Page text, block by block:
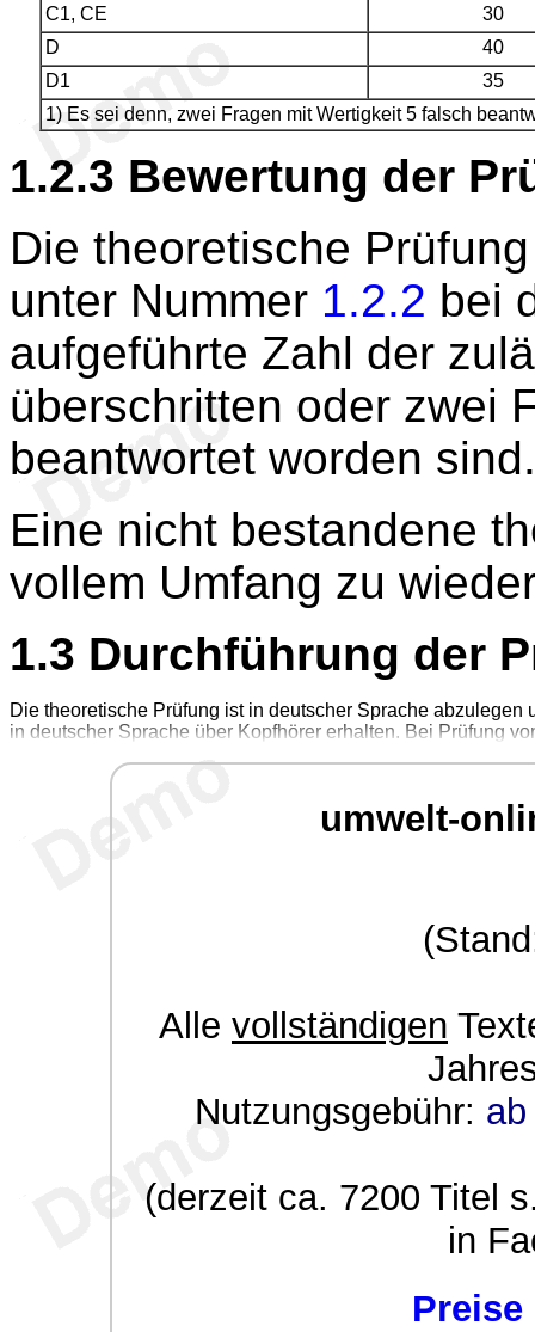
C1, CE
30
D
40
D1
35
1) Es sei denn, zwei Fragen mit Wertigkeit 5 falsch
1.2.3 Bewertung der
Die theoretische
unter Nummer 1.2.2 bei
aufgeführte Zahl der
überschritten oder zwei
beantwortet worden sind.
Eine nicht bestandene
vollem Umfang zu
1.3 Durchführung der
Die theoretische Prüfung ist in deutscher Sprache
in deutscher Sprache über Kopfhörer erhalten. Bei Prüfung
umwelt-
Alle vollständigen
Nutzungsgebühr:
(derzeit ca. 7200 Titel
in